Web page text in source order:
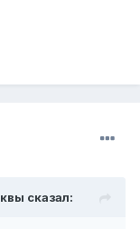
сказал: